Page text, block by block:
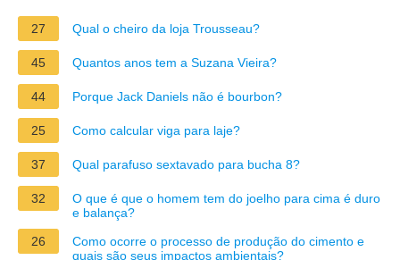
27 Qual o cheiro da loja Trousseau?
45 Quantos anos tem a Suzana Vieira?
44 Porque Jack Daniels não é bourbon?
25 Como calcular viga para laje?
37 Qual parafuso sextavado para bucha 8?
32
O que é que o homem tem do joelho para cima é duro
e balança?
26
Como ocorre o processo de produção do cimento e
quais são seus impactos ambientais?